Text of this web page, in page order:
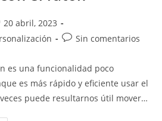
20 abril, 2023
Comentarios
entrada:
Sin comentarios
es una funcionalidad poco
es más rápido y eficiente usar el
puede resultarnos útil mover…